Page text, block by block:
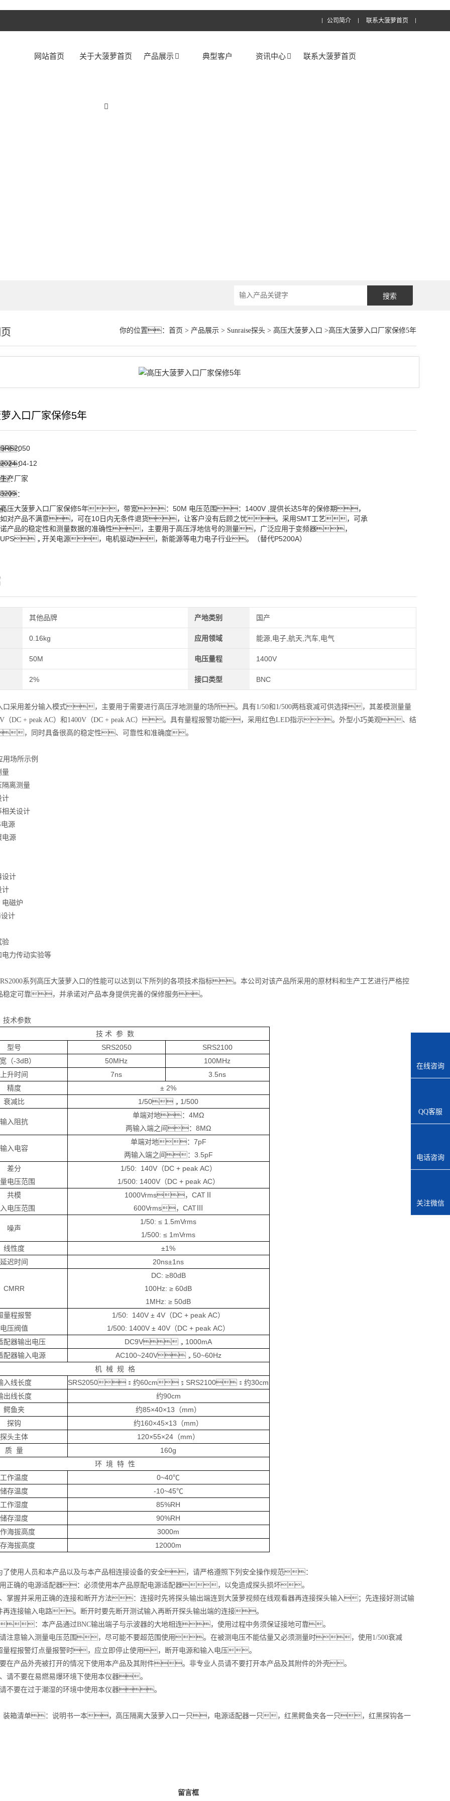
公司简介 联系大菠萝首页
网站首页 关于大菠萝首页 产品展示 典型客户 资讯中心 联系大菠萝首页
你的位置： 首页 > 产品展示> Sunraise探头> 高压大菠萝入口 >高压大菠萝入口厂家保修5年
入口厂家保修5年
：
SRS2050
：
2024-04-12
：
生产厂家
：
3209
：
高压大菠萝入口厂家保修5年，带宽：50M 电压范围：1400V ,提供长达5年的保修期，
如对产品不满意，可在10日内无条件退货，让客户没有后顾之忧。采用SMT工艺，可承
诺产品的稳定性和测量数据的准确性，主要用于高压浮地信号的测量，广泛应用于变频器，
UPS，开关电源，电机驱动，新能源等电力电子行业。（替代P5200A）
其他品牌 产地类别 国产
0.16kg 应用领域 能源,电子,航天,汽车,电气
50M 电压量程 1400V
2% 接口类型 BNC
口采用差分输入模式，主要用于需要进行高压浮地测量的场所。具有1/50和1/500两档衰减可供选择，其差模测量量
（DC + peak AC）和1400V（DC + peak AC）。具有量程报警功能，采用红色LED指示。外型小巧美观、结
，同时具备很高的稳定性、可靠性和准确度。
场所示例
量
隔离测量
计
相关设计
源
电源
设计
计
电磁炉
计
验
力传动实验等
系列高压大菠萝入口的性能可以达到以下所列的各项技术指标。本公司对该产品所采用的原材料和生产工艺进行严格控
定可靠，并承诺对产品本身提供完善的保修服务。
术参数
技 术 参 数
型号
SRS2050
SRS2100
（-3dB）
50MHz
100MHz
上升时间
7ns
3.5ns
精度
± 2%
衰减比
1/50，1/500
输入阻抗
单端对地：4MΩ
两输入端之间：8MΩ
输入电容
单端对地：7pF
两输入端之间：3.5pF
差分
1/50: 140V（DC + peak AC）
电压范围
1/500: 1400V（DC + peak AC）
共模
1000Vrms，CATⅡ
电压范围
600Vrms，CATⅢ
噪声
1/50: ≤ 1.5mVrms
1/500: ≤ 1mVrms
线性度
±1%
延迟时间
20ns±1ns
CMRR
DC: ≥80dB
100Hz: ≥ 60dB
1MHz: ≥ 50dB
量程报警
1/50: 140V ± 4V（DC + peak AC）
电压阀值
1/500: 1400V ± 40V（DC + peak AC）
配器输出电压
DC9V，1000mA
配器输入电源
AC100~240V，50~60Hz
机 械 规 格
入线长度
SRS2050：约60cm；SRS2100：约30cm
出线长度
约90cm
鳄鱼夹
约85×40×13（mm）
探钩
约160×45×13（mm）
探头主体
120×55×24（mm）
质 量
160g
环 境 特 性
工作温度
0~40℃
储存温度
-10~45℃
工作湿度
85%RH
储存湿度
90%RH
海拔高度
3000m
海拔高度
12000m
使用人员和本产品以及与本产品相连接设备的安全，请严格遵照下列安全操作规范：
确的电源适配器：必须使用本产品原配电源适配器，以免造成探头损坏。
并采用正确的连接和断开方法：连接时先将探头输出端连到大菠萝视频在线观看器再连接探头输入；先连接好测试输
再连接输入电路。断开时要先断开测试输入再断开探头输出端的连接。
：本产品通过BNC输出端子与示波器的大地相连，使用过程中务须保证接地可靠。
意输入测量电压范围，尽可能不要超范围使用。在被测电压不能估量又必须测量时，使用1/500衰减
程报警灯点量报警时，应立即停止使用，断开电源和输入电压。
在产品外壳被打开的情况下使用本产品及其附件。非专业人员请不要打开本产品及其附件的外壳。
不要在易燃易爆环境下使用本仪器。
要在过于潮湿的环境中使用本仪器。
清单：说明书一本，高压隔离大菠萝入口一只，电源适配器一只，红黑鳄鱼夹各一只，红黑探钩各一
留言框
在线咨询
QQ客服
电话咨询
关注微信